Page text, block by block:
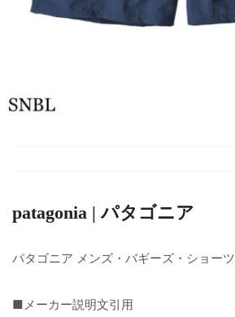
patagonia | パタゴニア
パタゴニア メンズ・バギーズ・ショーツ
■メーカー説明文引用